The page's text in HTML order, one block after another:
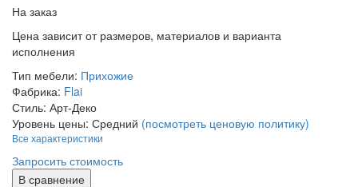
На заказ
Цена зависит от размеров, материалов и варианта
исполнения
Тип мебели: Прихожие
Фабрика: Flai
Стиль: Арт-Деко
Уровень цены: Средний (посмотреть ценовую политику)
Все характеристики
Запросить стоимость
В сравнение